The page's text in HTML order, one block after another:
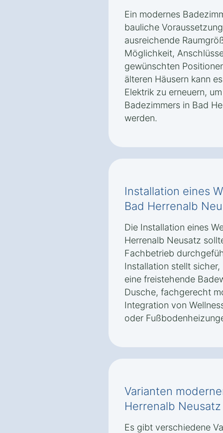
Ein modernes
bauliche
ausreichende
Möglichkeit,
gewünschten
älteren Häusern kann
Elektrik zu erneuern,
Badezimmers in Bad
werden.
Installation eines
Bad Herrenalb
Die Installation eines
Herrenalb Neusatz
Fachbetrieb
Installation stellt
eine freistehende
Dusche, fachgerecht
Integration von
oder
Varianten
Herrenalb Neusatz
Es gibt verschiedene